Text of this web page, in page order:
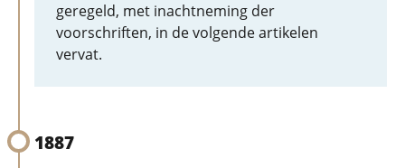
geregeld, met inachtneming der
voorschriften, in de volgende artikelen
vervat.
1887